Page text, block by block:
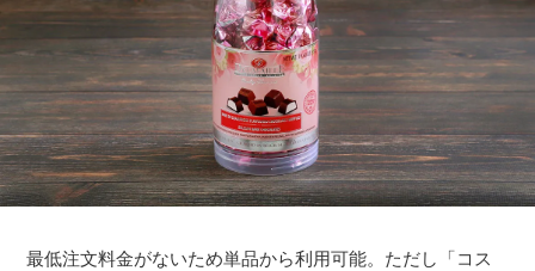
最低注文料金がないため単品から利用可能。ただし「コス